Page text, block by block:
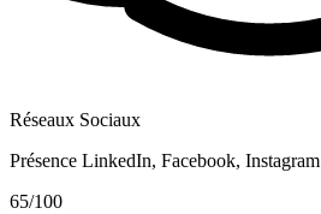
Réseaux Sociaux
Présence LinkedIn, Facebook, Instagram
65/100